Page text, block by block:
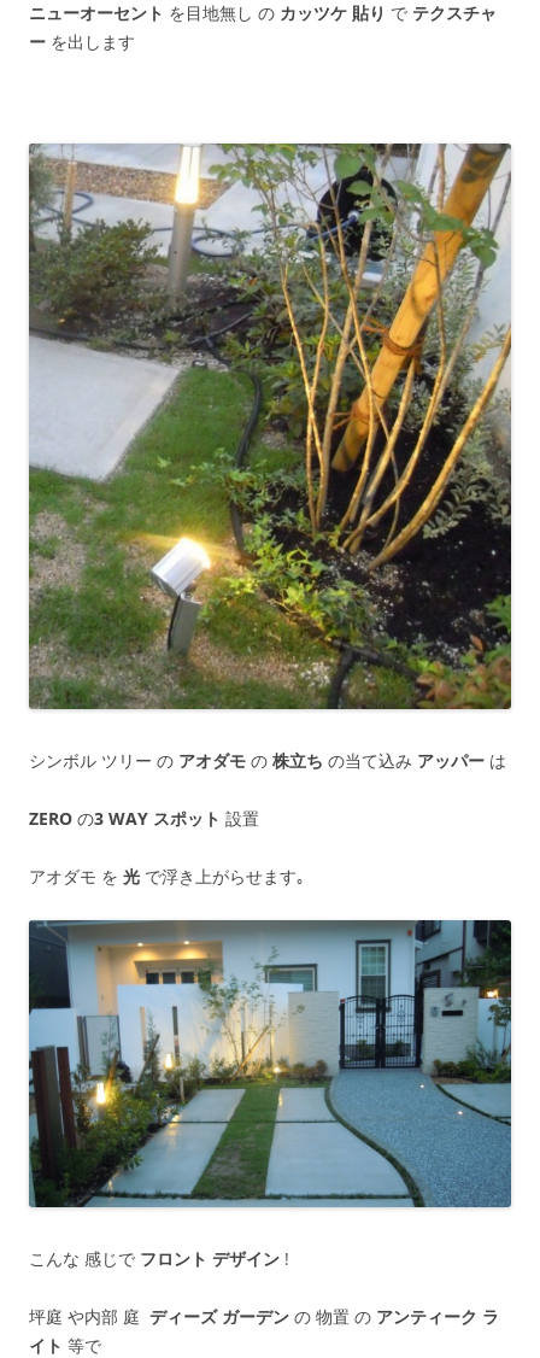
ニューオーセント を目地無し の カッツケ 貼り で テクスチャ
ー を出します
シンボル ツリー の アオダモ の 株立ち の当て込み アッパー は
ZERO の3 WAY スポット 設置
アオダモ を 光 で浮き上がらせます｡
こんな 感じで フロント デザイン !
坪庭 や内部 庭 ディーズ ガーデン の 物置 の アンティーク ラ
イト 等で